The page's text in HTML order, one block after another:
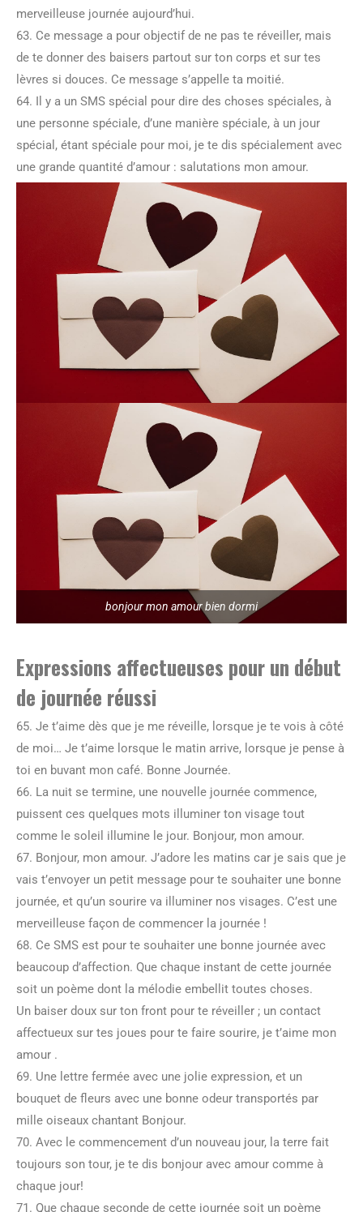
merveilleuse journée aujourd’hui.
63. Ce message a pour objectif de ne pas te réveiller, mais
de te donner des baisers partout sur ton corps et sur tes
lèvres si douces. Ce message s’appelle ta moitié.
64. Il y a un SMS spécial pour dire des choses spéciales, à
une personne spéciale, d’une manière spéciale, à un jour
spécial, étant spéciale pour moi, je te dis spécialement avec
une grande quantité d’amour : salutations mon amour.
bonjour mon amour bien dormi
Expressions affectueuses pour un début
de journée réussi
65. Je t’aime dès que je me réveille, lorsque je te vois à côté
de moi… Je t’aime lorsque le matin arrive, lorsque je pense à
toi en buvant mon café. Bonne Journée.
66. La nuit se termine, une nouvelle journée commence,
puissent ces quelques mots illuminer ton visage tout
comme le soleil illumine le jour. Bonjour, mon amour.
67. Bonjour, mon amour. J’adore les matins car je sais que je
vais t’envoyer un petit message pour te souhaiter une bonne
journée, et qu’un sourire va illuminer nos visages. C’est une
merveilleuse façon de commencer la journée !
68. Ce SMS est pour te souhaiter une bonne journée avec
beaucoup d’affection. Que chaque instant de cette journée
soit un poème dont la mélodie embellit toutes choses.
Un baiser doux sur ton front pour te réveiller ; un contact
affectueux sur tes joues pour te faire sourire, je t’aime mon
amour .
69. Une lettre fermée avec une jolie expression, et un
bouquet de fleurs avec une bonne odeur transportés par
mille oiseaux chantant Bonjour.
70. Avec le commencement d’un nouveau jour, la terre fait
toujours son tour, je te dis bonjour avec amour comme à
chaque jour!
71. Que chaque seconde de cette journée soit un poème